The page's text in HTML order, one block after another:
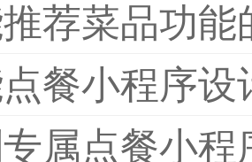
荐菜品功
餐小程序设
属点餐小